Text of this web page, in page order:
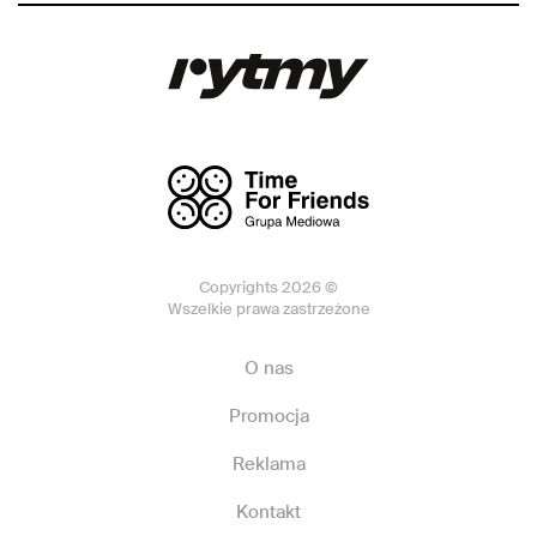
Copyrights 2026 ©
Wszelkie prawa zastrzeżone
O nas
Promocja
Reklama
Kontakt